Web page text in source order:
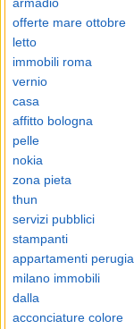
offerte mare ottobre
letto
immobili roma
vernio
casa
affitto bologna
pelle
nokia
zona pieta
thun
servizi pubblici
stampanti
appartamenti perugia
milano immobili
dalla
acconciature colore